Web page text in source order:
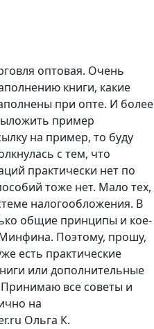
оптовая. Очень
книги, какие
при опте. И более
пример
на пример, то буду
с тем, что
практически нет по
тоже нет. Мало тех,
налогообложения. В
общие принципы и кое-
Поэтому, прошу,
есть практические
или дополнительные
все советы и
на
Ольга К.